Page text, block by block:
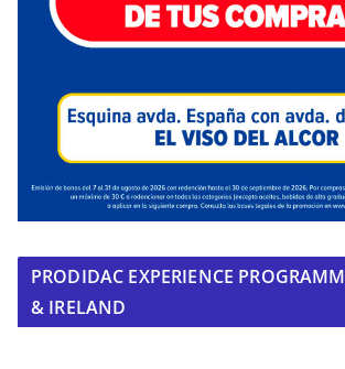
PRODIDAC EXPERIENCE
& IRELAND